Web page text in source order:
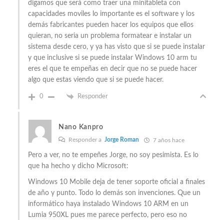
digamos que será como traer una minitableta con
capacidades moviles lo importante es el software y los
demás fabricantes pueden hacer los equipos que ellos
quieran, no seria un problema formatear e instalar un
sistema desde cero, y ya has visto que si se puede instalar
y que inclusive si se puede instalar Windows 10 arm tu
eres el que te empeñas en decir que no se puede hacer
algo que estas viendo que si se puede hacer.
0 Responder
Nano Kanpro
Responder a Jorge Roman 7 años hace
Pero a ver, no te empeñes Jorge, no soy pesimista. Es lo
que ha hecho y dicho Microsoft:
Windows 10 Mobile deja de tener soporte oficial a finales
de año y punto. Todo lo demás son invenciones. Que un
informático haya instalado Windows 10 ARM en un
Lumia 950XL pues me parece perfecto, pero eso no